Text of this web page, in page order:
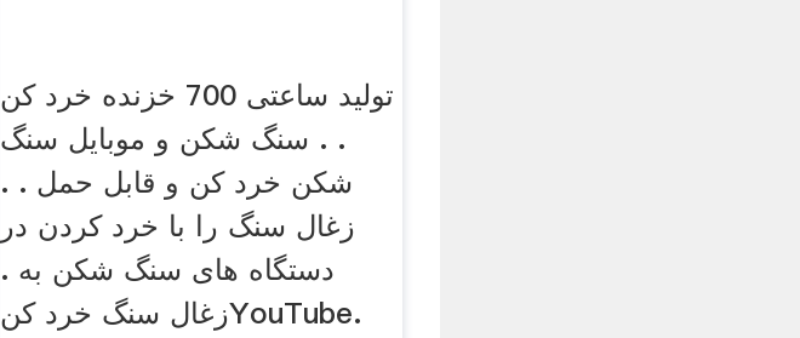
تولید ساعتی 700 خزنده خرد کن
. . سنگ شکن و موبایل سنگ
شکن خرد کن و قابل حمل . .
زغال سنگ را با خرد کردن در
دستگاه های سنگ شکن به .
زغال سنگ خرد کنYouTube.